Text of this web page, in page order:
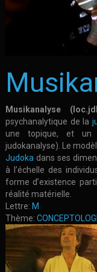
Musikanalyse
psychanalytique de la
une topique, et un
judokanalyse). Le
Judoka dans ses
à l’échelle des
forme d’existence
réalité matérielle.
Lettre: M
Thème: